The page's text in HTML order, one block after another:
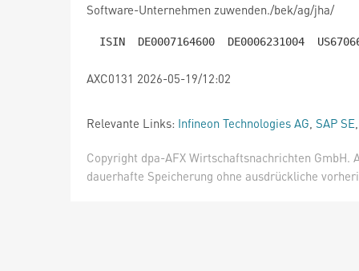
Software-Unternehmen zuwenden./bek/ag/jha/
AXC0131 2026-05-19/12:02
Relevante Links: Infineon Technologies AG, SAP SE
Copyright dpa-AFX Wirtschaftsnachrichten
dauerhafte Speicherung ohne ausdrückliche